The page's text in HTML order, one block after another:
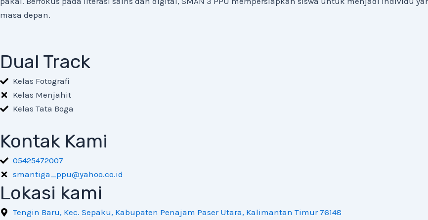
masa depan.
Dual Track
Kelas Fotografi
Kelas Menjahit
Kelas Tata Boga
Kontak Kami
05425472007
smantiga_ppu@yahoo.co.id
Lokasi kami
Tengin Baru, Kec. Sepaku, Kabupaten Penajam Paser Utara, Kalimantan Timur 76148